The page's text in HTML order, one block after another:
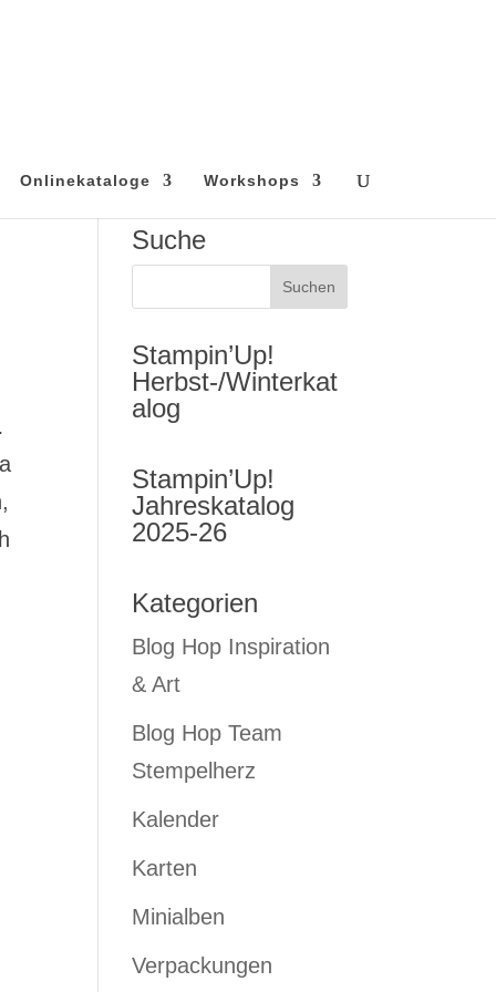
Onlinekataloge Workshops
Suche
Stampin’Up!
Herbst-/Winterkat
alog
Stampin’Up!
Jahreskatalog
2025-26
Kategorien
Blog Hop Inspiration
& Art
Blog Hop Team
Stempelherz
Kalender
Karten
Minialben
Verpackungen